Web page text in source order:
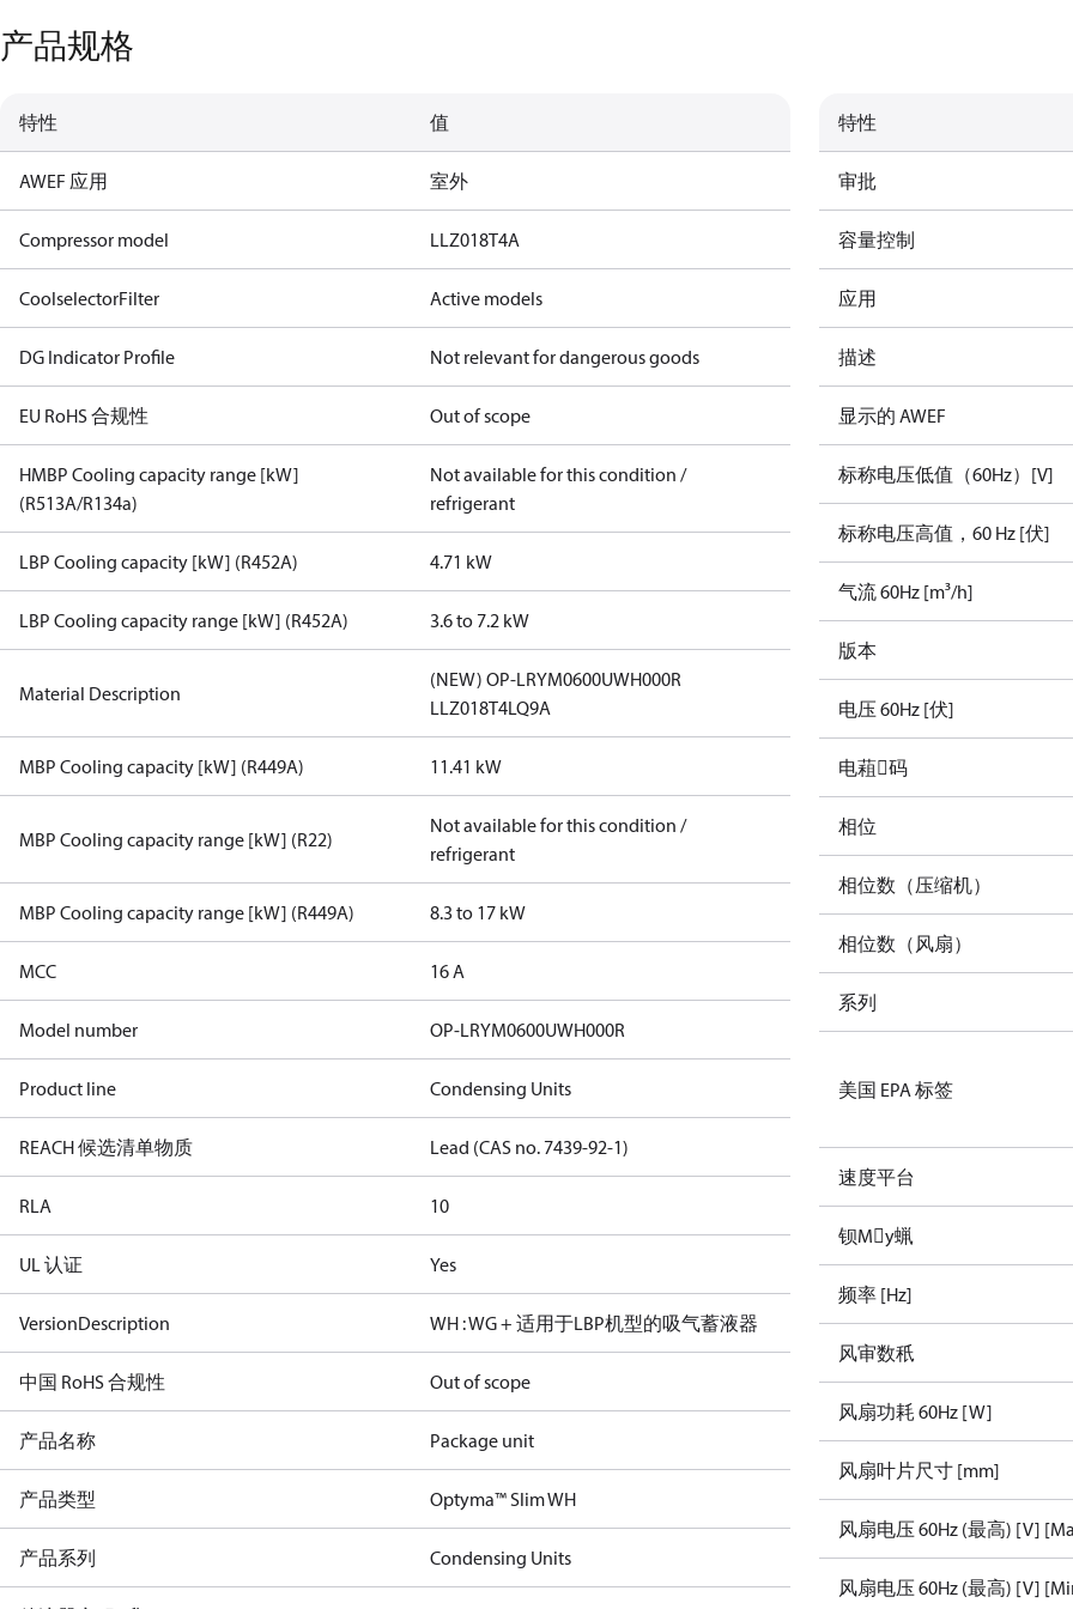
产品规格
特性 值
AWEF 应用 室外
Compressor model LLZ018T4A
CoolselectorFilter Active models
DG Indicator Profile Not relevant for dangerous goods
EU RoHS 合规性 Out of scope
HMBP Cooling capacity range [kW]
(R513A/R134a)
Not available for this condition /
refrigerant
LBP Cooling capacity [kW] (R452A) 4.71 kW
LBP Cooling capacity range [kW] (R452A) 3.6 to 7.2 kW
Material Description
(NEW) OP-LRYM0600UWH000R
LLZ018T4LQ9A
MBP Cooling capacity [kW] (R449A) 11.41 kW
MBP Cooling capacity range [kW] (R22)
Not available for this condition /
refrigerant
MBP Cooling capacity range [kW] (R449A) 8.3 to 17 kW
MCC 16 A
Model number OP-LRYM0600UWH000R
Product line Condensing Units
REACH 候选清单物质 Lead (CAS no. 7439-92-1)
RLA 10
UL 认证 Yes
VersionDescription WH : WG + 适用于LBP机型的吸气蓄液器
中国 RoHS 合规性 Out of scope
产品名称 Package unit
产品类型 Optyma™ Slim WH
产品系列 Condensing Units
特性
审批
容量控制
应用
描述
显示的 AWEF
标称电压低值（60Hz）[V]
标称电压高值，60 Hz [伏]
气流 60Hz [m³/h]
版本
电压 60Hz [伏]
电蒩码
相位
相位数（压缩机）
相位数（风扇）
系列
美国 EPA 标签
速度平台
钡Μу蝋
频率 [Hz]
风审数秖
风扇功耗 60Hz [W]
风扇叶片尺寸 [mm]
风扇电压 60Hz (最高) [V]
风扇电压 60Hz (最高) [V]